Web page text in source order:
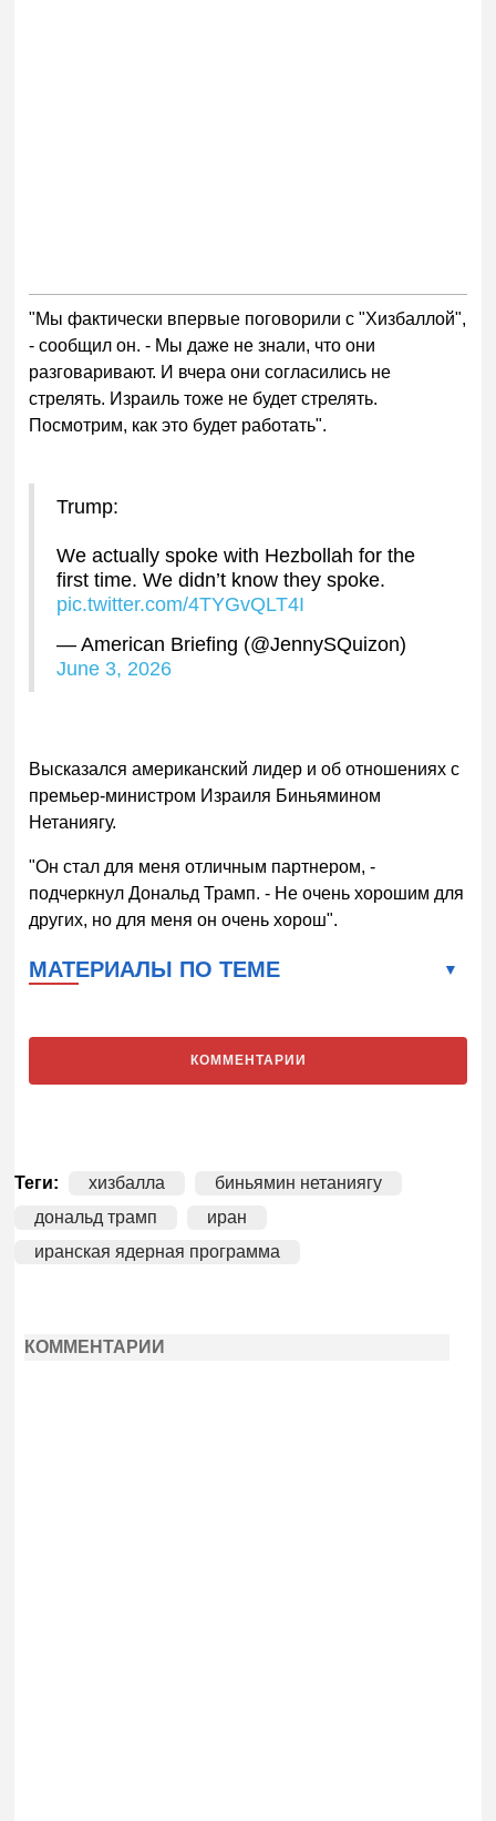
"Мы фактически впервые поговорили с "Хизбаллой",
- сообщил он. - Мы даже не знали, что они
разговаривают. И вчера они согласились не
стрелять. Израиль тоже не будет стрелять.
Посмотрим, как это будет работать".
Trump:
We actually spoke with Hezbollah for the
first time. We didn’t know they spoke.
pic.twitter.com/4TYGvQLT4I
— American Briefing (@JennySQuizon)
June 3, 2026
Высказался американский лидер и об отношениях с
премьер-министром Израиля Биньямином
Нетаниягу.
"Он стал для меня отличным партнером, -
подчеркнул Дональд Трамп. - Не очень хорошим для
других, но для меня он очень хорош".
МАТЕРИАЛЫ ПО ТЕМЕ
КОММЕНТАРИИ
Теги: хизбалла
биньямин нетаниягу
дональд трамп
иран
иранская ядерная программа
КОММЕНТАРИИ